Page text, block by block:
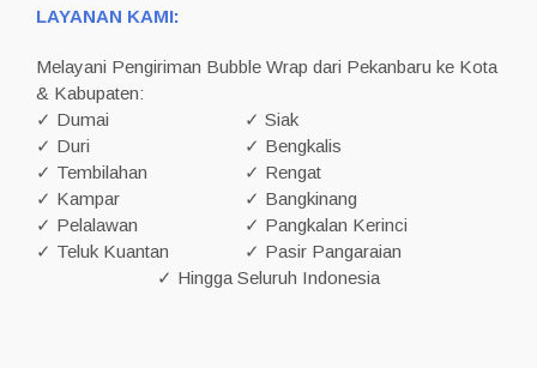
LAYANAN KAMI:
Melayani Pengiriman Bubble Wrap dari Pekanbaru ke Kota
& Kabupaten:
✓ Dumai
✓ Siak
✓ Duri
✓ Bengkalis
✓ Tembilahan
✓ Rengat
✓ Kampar
✓ Bangkinang
✓ Pelalawan
✓ Pangkalan Kerinci
✓ Teluk Kuantan
✓ Pasir Pangaraian
✓ Hingga Seluruh Indonesia